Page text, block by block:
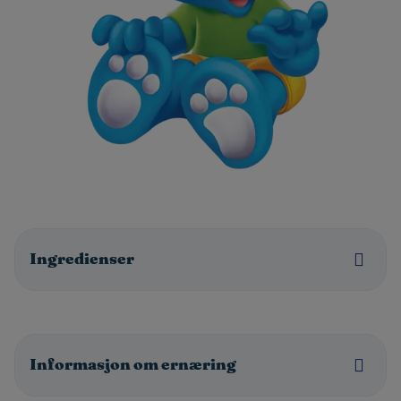
Ingredienser
Informasjon om ernæring